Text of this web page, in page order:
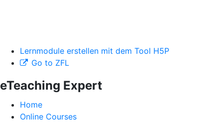
Lernmodule erstellen mit dem Tool H5P
Go to ZFL
eTeaching Expert
Home
Online Courses